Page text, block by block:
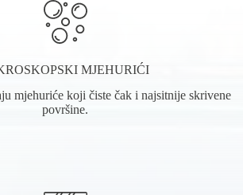
MJEHURIĆI
mjehuriće koji čiste čak i najsitnije skrivene
površine.